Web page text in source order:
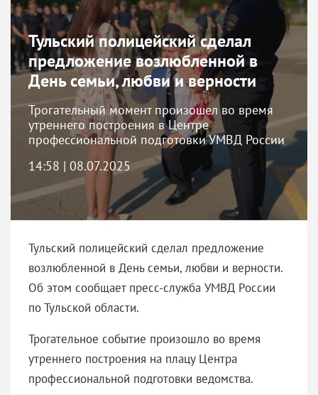
Тульский полицейский сделал
предложение возлюбленной в
День семьи, любви и верности
Трогательный момент произошел во время
утреннего построения в Центре
профессиональной подготовки УМВД России
14:58 | 08.07.2025
Тульский полицейский сделал предложение
возлюбленной в День семьи, любви и верности.
Об этом сообщает пресс-служба УМВД России
по Тульской области.
Трогательное событие произошло во время
утреннего построения на плацу Центра
профессиональной подготовки ведомства.